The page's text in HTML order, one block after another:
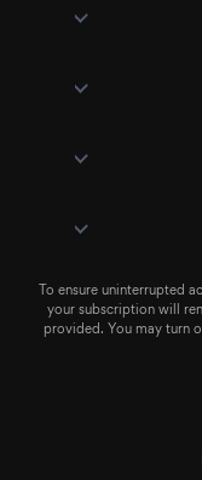
To ensure uninterrupted
your subscription will
provided. You may turn